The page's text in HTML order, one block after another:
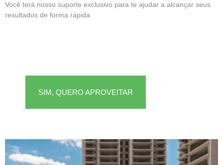
Você terá nosso suporte exclusivo para te ajudar a alcançar seus
resultados de forma rápida
SIM, QUERO APROVEITAR